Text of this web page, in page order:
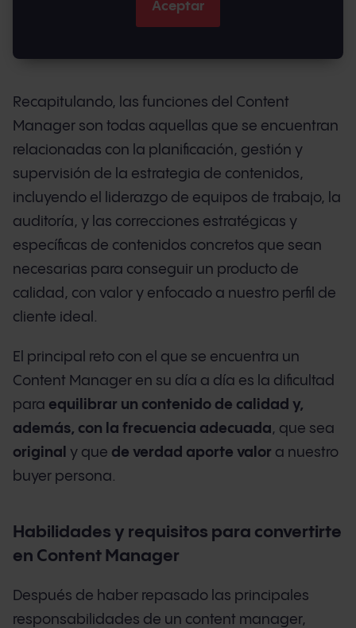
Recapitulando, las funciones del Content
Manager son todas aquellas que se encuentran
relacionadas con la planificación, gestión y
supervisión de la estrategia de contenidos,
incluyendo el liderazgo de equipos de trabajo, la
auditoría, y las correcciones estratégicas y
específicas de contenidos concretos que sean
necesarias para conseguir un producto de
calidad, con valor y enfocado a nuestro perfil de
cliente ideal.
El principal reto con el que se encuentra un
Content Manager en su día a día es la dificultad
para equilibrar un contenido de calidad y,
además, con la frecuencia adecuada, que sea
original y que de verdad aporte valor a nuestro
buyer persona.
Habilidades y requisitos para convertirte
en Content Manager
Después de haber repasado las principales
responsabilidades de un content manager,